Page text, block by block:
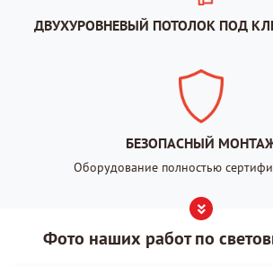
ДВУХУРОВНЕВЫЙ ПОТОЛОК ПОД
БЕЗОПАСНЫЙ
Оборудование полностью
Фото наших работ по